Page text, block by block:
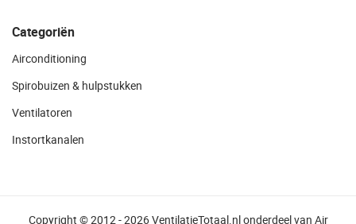
Categoriën
Airconditioning
Spirobuizen & hulpstukken
Ventilatoren
Instortkanalen
Copyright © 2012 - 2026 VentilatieTotaal.nl onderdeel van Air